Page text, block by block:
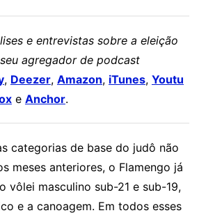
e entrevistas sobre a eleição
agregador de podcast
, Deezer, Amazon, iTunes, Youtu
e Anchor.
categorias de base do judô não
meses anteriores, o Flamengo já
vôlei masculino sub-21 e sub-19,
e a canoagem. Em todos esses